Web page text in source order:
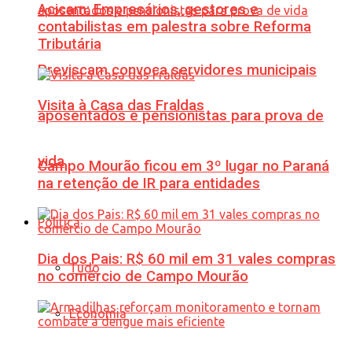
Previscam convoca servidores municipais
aposentados e pensionistas para prova de
vida
Política
Tudo
Economia
Acicam: Empresários, gestores e
contabilistas em palestra sobre Reforma
Tributária
Visita à Casa das Fraldas
Campo Mourão ficou em 3º lugar no Paraná
na retenção de IR para entidades
Dia dos Pais: R$ 60 mil em 31 vales compras
no comércio de Campo Mourão